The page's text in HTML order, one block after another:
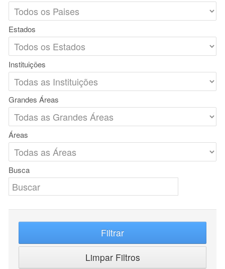
Estados
Instituições
Grandes Áreas
Áreas
Busca
Filtrar
Limpar Filtros